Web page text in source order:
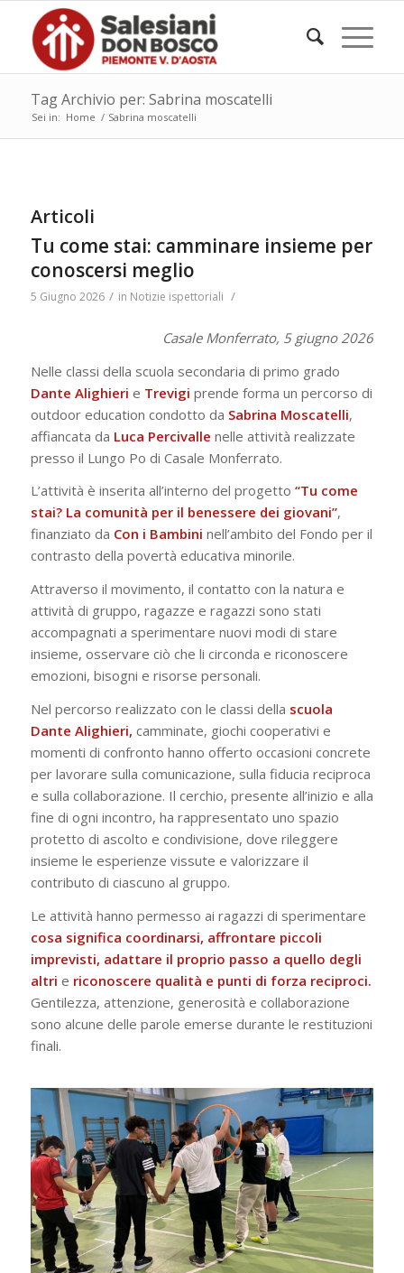
Tag Archivio per: Sabrina moscatelli
Sei in: Home / Sabrina moscatelli
Articoli
Tu come stai: camminare insieme per
conoscersi meglio
5 Giugno 2026 / in Notizie ispettoriali /
Casale Monferrato, 5 giugno 2026
Nelle classi della scuola secondaria di primo grado
Dante Alighieri e Trevigi prende forma un percorso di
outdoor education condotto da Sabrina Moscatelli,
affiancata da Luca Percivalle nelle attività realizzate
presso il Lungo Po di Casale Monferrato.
L’attività è inserita all’interno del progetto “Tu come
stai? La comunità per il benessere dei giovani”,
finanziato da Con i Bambini nell’ambito del Fondo per il
contrasto della povertà educativa minorile.
Attraverso il movimento, il contatto con la natura e
attività di gruppo, ragazze e ragazzi sono stati
accompagnati a sperimentare nuovi modi di stare
insieme, osservare ciò che li circonda e riconoscere
emozioni, bisogni e risorse personali.
Nel percorso realizzato con le classi della scuola
Dante Alighieri, camminate, giochi cooperativi e
momenti di confronto hanno offerto occasioni concrete
per lavorare sulla comunicazione, sulla fiducia reciproca
e sulla collaborazione. Il cerchio, presente all’inizio e alla
fine di ogni incontro, ha rappresentato uno spazio
protetto di ascolto e condivisione, dove rileggere
insieme le esperienze vissute e valorizzare il
contributo di ciascuno al gruppo.
Le attività hanno permesso ai ragazzi di sperimentare
cosa significa coordinarsi, affrontare piccoli
imprevisti, adattare il proprio passo a quello degli
altri e riconoscere qualità e punti di forza reciproci.
Gentilezza, attenzione, generosità e collaborazione
sono alcune delle parole emerse durante le restituzioni
finali.